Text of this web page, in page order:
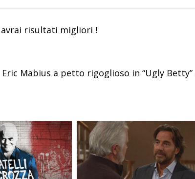
risultati migliori !
Eric Mabius a petto rigoglioso in “Ugly Betty”